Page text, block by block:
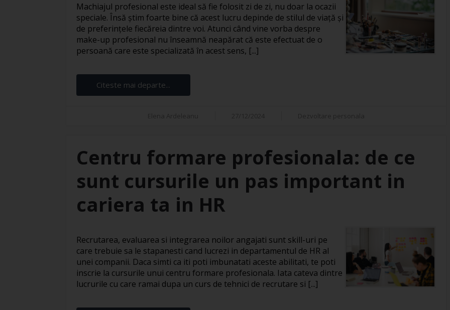
Machiajul profesional este ideal să fie folosit zi de zi, nu doar la ocazii
speciale. Însă știm foarte bine că acest lucru depinde de stilul de viață și
de preferințele fiecăreia dintre voi. Atunci când vine vorba despre
make-up profesional nu înseamnă neapărat că este efectuat de o
persoană care este specializată în acest sens, [...]
Citeste mai departe...
Centru formare profesionala: de ce
sunt cursurile un pas important in
cariera ta in HR
Recrutarea, evaluarea si integrarea noilor angajati sunt skill-uri pe
care trebuie sa le stapanesti cand lucrezi in departamentul de HR al
unei companii. Daca simti ca iti poti imbunatati aceste abilitati, te poti
inscrie la cursurile unui centru formare profesionala. Iata cateva dintre
lucrurile cu care ramai dupa un curs de tehnici de recrutare si [...]